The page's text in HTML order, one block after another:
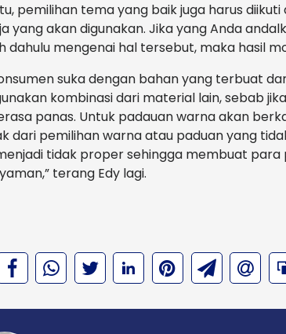
pemilihan tema yang baik juga harus
yang akan digunakan. Jika yang Anda
dahulu mengenai hal tersebut, maka hasil
suka dengan bahan yang terbuat
kombinasi dari material lain, sebab
panas. Untuk padauan warna akan
dari pemilihan warna atau paduan yang
tidak proper sehingga membuat
terang Edy lagi.